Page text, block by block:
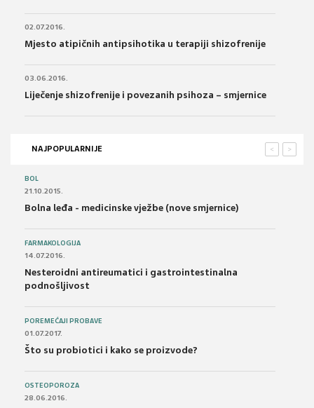
02.07.2016.
Mjesto atipičnih antipsihotika u terapiji shizofrenije
03.06.2016.
Liječenje shizofrenije i povezanih psihoza – smjernice
NAJPOPULARNIJE >
<
BOL
21.10.2015.
Bolna leđa - medicinske vježbe (nove smjernice)
FARMAKOLOGIJA
14.07.2016.
Nesteroidni antireumatici i gastrointestinalna
podnošljivost
POREMEĆAJI PROBAVE
01.07.2017.
Što su probiotici i kako se proizvode?
OSTEOPOROZA
28.06.2016.